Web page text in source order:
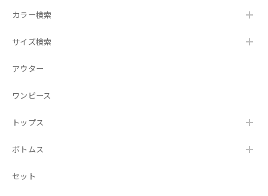
カラー検索
サイズ検索
アウター
ワンピース
トップス
ボトムス
セット